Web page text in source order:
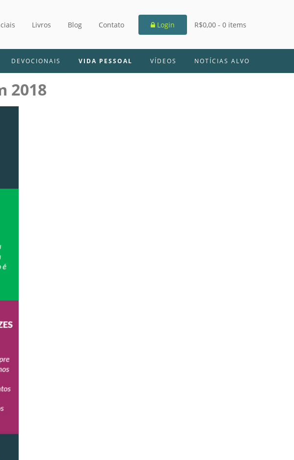
Livros Blog Contato Login R$0,00 - 0 items
DEVOCIONAIS VIDA PESSOAL VÍDEOS NOTÍCIAS ALVO
2018